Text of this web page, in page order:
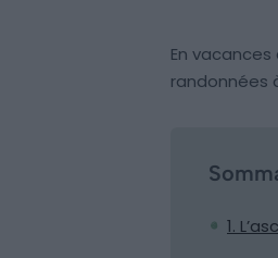
En
randonnées
1.